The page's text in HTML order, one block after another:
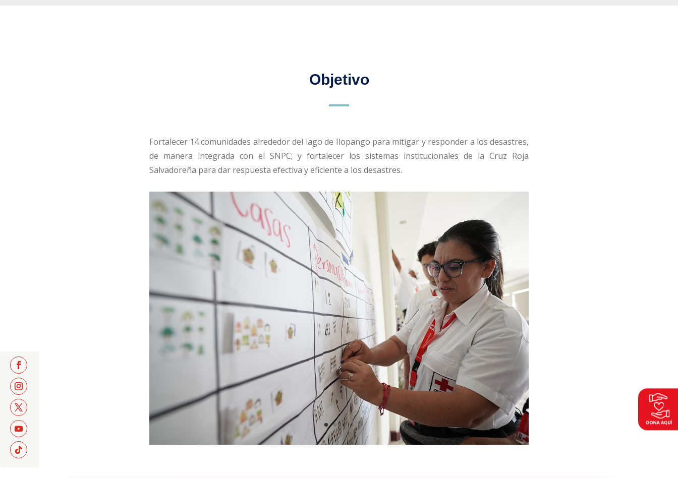
Objetivo
Fortalecer 14 comunidades alrededor del lago de Ilopango para mitigar y responder a los desastres,
de manera integrada con el SNPC; y fortalecer los sistemas institucionales de la Cruz Roja
Salvadoreña para dar respuesta efectiva y eficiente a los desastres.